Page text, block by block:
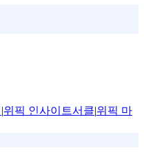
|위픽 인사이트서클|위픽 마